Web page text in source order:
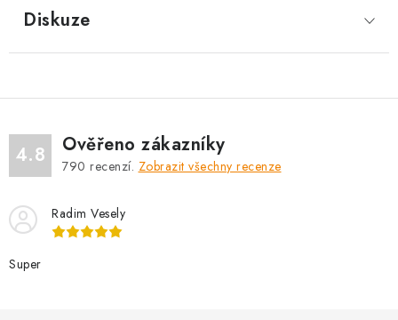
Diskuze
4.8 Ověřeno zákazníky
790 recenzí. Zobrazit všechny recenze
Radim Vesely
Super